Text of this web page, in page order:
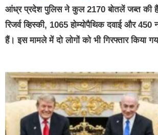
आंध्र प्रदेश पुलिस ने कुल 2170 बोतलें जब्त की
रिजर्व व्हिस्की, 1065 होम्योपैथिक दवाई और
हैं। इस मामले में दो लोगों को भी गिरफ्तार किया